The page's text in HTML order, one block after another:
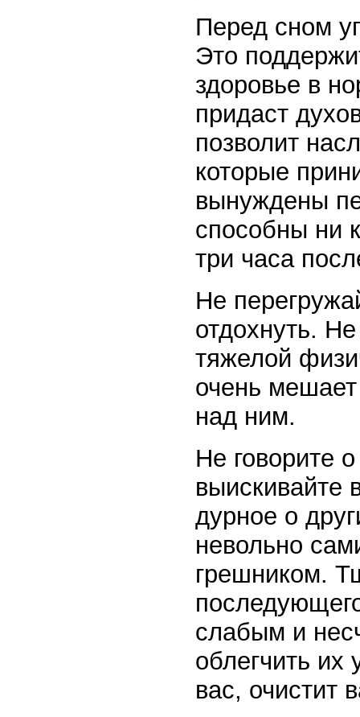
Перед сном
Это
здоровье в
придаст
позволит
которые
вынуждены
способны ни
три часа
Не
отдохнуть.
тяжелой
очень
над ним.
Не говорите
выискивайте
дурное о
невольно
грешником.
слабым и
облегчить их
вас, очистит